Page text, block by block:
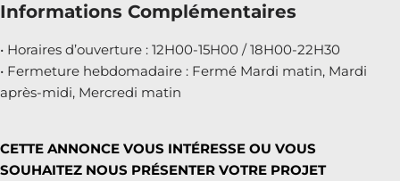
Informations Complémentaires
• Horaires d’ouverture : 12H00-15H00 / 18H00-22H30
• Fermeture hebdomadaire : Fermé Mardi matin, Mardi
après-midi, Mercredi matin
CETTE ANNONCE VOUS INTÉRESSE OU VOUS
SOUHAITEZ NOUS PRÉSENTER VOTRE PROJET